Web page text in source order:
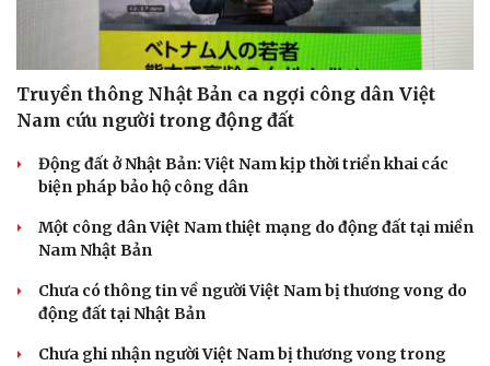
Doanh nhân
Vì cộng đồng
Trải nghiệm
Chuyển đổi số
Truyền thông Nhật Bản ca ngợi công dân Việt
Nam cứu người trong động đất
Động đất ở Nhật Bản: Việt Nam kịp thời triển khai các
biện pháp bảo hộ công dân
Một công dân Việt Nam thiệt mạng do động đất tại miền
Nam Nhật Bản
Chưa có thông tin về người Việt Nam bị thương vong do
động đất tại Nhật Bản
Chưa ghi nhận người Việt Nam bị thương vong trong